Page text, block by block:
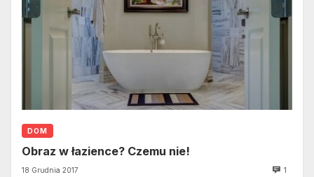
DOM
Obraz w łazience? Czemu nie!
18 Grudnia 2017 1